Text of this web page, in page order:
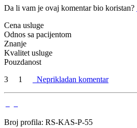
Da li vam je ovaj komentar bio koristan?
Cena usluge
Odnos sa pacijentom
Znanje
Kvalitet usluge
Pouzdanost
3
1 Neprikladan komentar
Broj profila: RS-KAS-P-55